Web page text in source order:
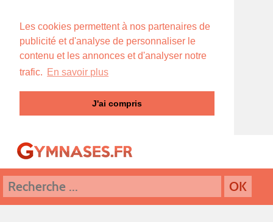
Les cookies permettent à nos partenaires de
publicité et d'analyse de personnaliser le
contenu et les annonces et d'analyser notre
trafic. En savoir plus
J'ai compris